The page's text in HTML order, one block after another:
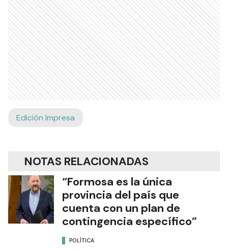
Edición Impresa
NOTAS RELACIONADAS
“Formosa es la única
provincia del país que
cuenta con un plan de
contingencia específico”
POLÍTICA